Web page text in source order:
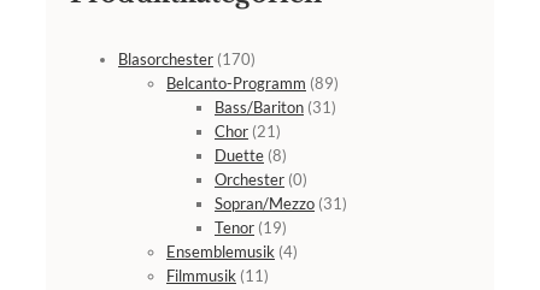
Blasorchester (170)
Belcanto-Programm (89)
Bass/Bariton (31)
Chor (21)
Duette (8)
Orchester (0)
Sopran/Mezzo (31)
Tenor (19)
Ensemblemusik (4)
Filmmusik (11)